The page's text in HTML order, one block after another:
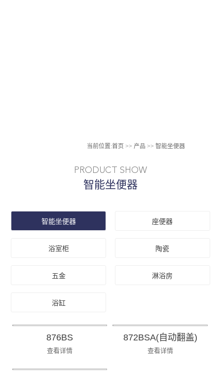
当前位置:首页 >> 产品 >>智能坐便器
PRODUCT SHOW
智能坐便器
智能坐便器 座便器
浴室柜 陶瓷
五金 淋浴房
浴缸
876BS
查看详情
872BSA(自动翻盖)
查看详情